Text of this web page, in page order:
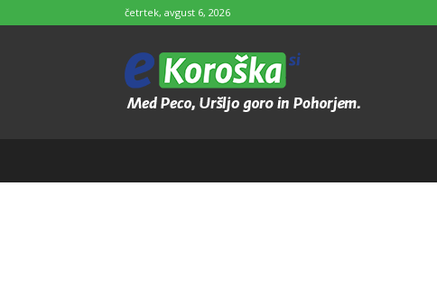
četrtek, avgust 6, 2026
e-
Koroška